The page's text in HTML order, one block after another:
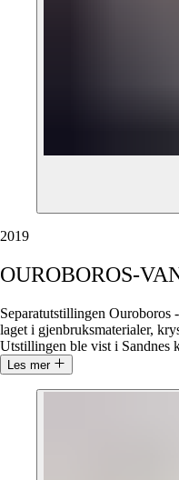
2019
OUROBOROS-
Separatutstillingen Ouroboros
laget i gjenbruksmaterialer,
Utstillingen ble vist i Sandnes
Les mer